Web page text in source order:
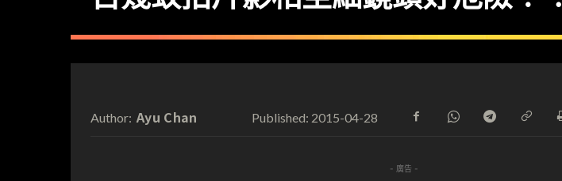
Author: Ayu Chan Published: 2015-04-28
- 廣告 -